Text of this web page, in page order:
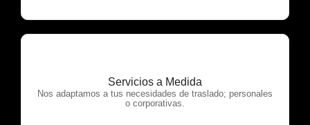
Servicios a Medida
Nos adaptamos a tus necesidades de traslado; personales
o corporativas.
OTP Servicios